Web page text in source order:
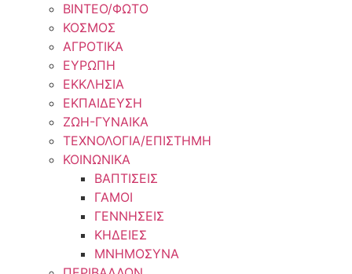
ΒΙΝΤΕΟ/ΦΩΤΟ
ΚΟΣΜΟΣ
ΑΓΡΟΤΙΚΑ
ΕΥΡΩΠΗ
ΕΚΚΛΗΣΙΑ
ΕΚΠΑΙΔΕΥΣΗ
ΖΩΗ-ΓΥΝΑΙΚΑ
ΤΕΧΝΟΛΟΓΙΑ/ΕΠΙΣΤΗΜΗ
ΚΟΙΝΩΝΙΚΑ
ΒΑΠΤΙΣΕΙΣ
ΓΑΜΟΙ
ΓΕΝΝΗΣΕΙΣ
ΚΗΔΕΙΕΣ
ΜΝΗΜΟΣΥΝΑ